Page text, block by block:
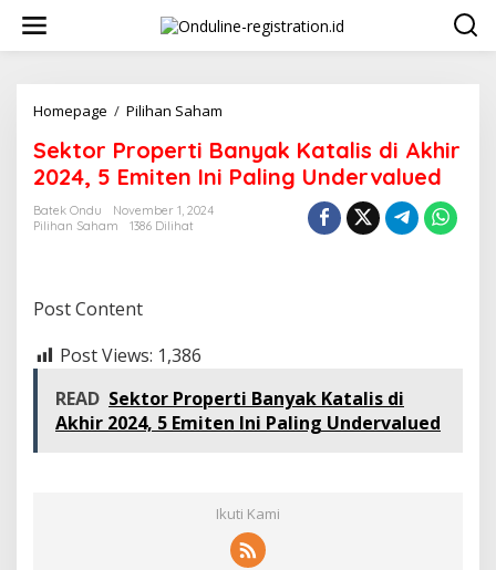
konten
Homepage / Pilihan Saham
Banyak
Katalis
di
Sektor Properti Banyak Katalis di Akhir
2024, 5 Emiten Ini Paling Undervalued
Batek Ondu
November 1, 2024
Pilihan Saham
1386 Dilihat
Post Content
Post Views: 1,386
READ Sektor Properti Banyak Katalis di
Akhir 2024, 5 Emiten Ini Paling Undervalued
Ikuti Kami